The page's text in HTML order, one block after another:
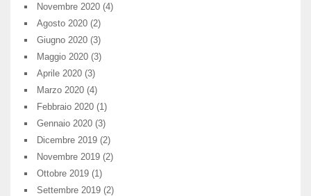
Novembre 2020 (4)
Agosto 2020 (2)
Giugno 2020 (3)
Maggio 2020 (3)
Aprile 2020 (3)
Marzo 2020 (4)
Febbraio 2020 (1)
Gennaio 2020 (3)
Dicembre 2019 (2)
Novembre 2019 (2)
Ottobre 2019 (1)
Settembre 2019 (2)